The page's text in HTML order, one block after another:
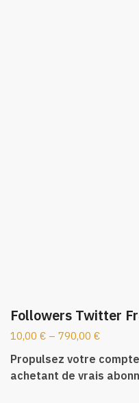
Followers Twitter
10,00 € – 790,00 €
Propulsez votre
achetant de vrais